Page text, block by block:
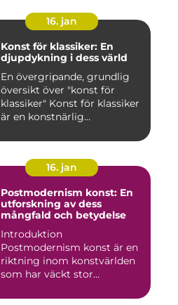
16. jan
Konst för klassiker: En
djupdykning i dess värld
En övergripande, grundlig
översikt över "konst för
klassiker" Konst för klassiker
är en konstnärlig...
16. jan
Postmodernism konst: En
utforskning av dess
mångfald och betydelse
Introduktion
Postmodernism konst är en
riktning inom konstvärlden
som har väckt stor